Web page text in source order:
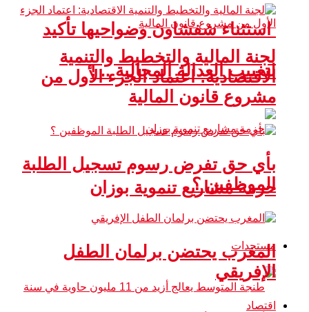
استثناء شفشاون وضواحيها تأكيد
لتغييب العدالة المجالية .. !
حزمة مشاريع تنموية بوزان
مستجدات
لجنة المالية والتخطيط والتنمية
الاقتصادية: اعتماد الجزء الأول من
مشروع قانون المالية
بأي حق تفرض رسوم تسجيل الطلبة
الموظفين ؟
المغرب يحتضن برلمان الطفل
الإفريقي
اقتصاد